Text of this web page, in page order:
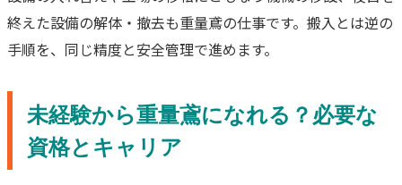
終えた設備の解体・撤去も重量鳶の仕事です。搬入とは逆の
手順を、同じ精度と安全管理で進めます。
未経験から重量鳶になれる？必要な
資格とキャリア